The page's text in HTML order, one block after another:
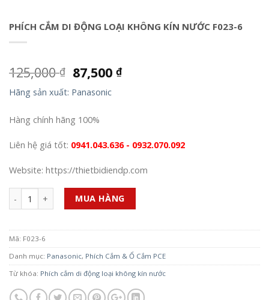
PHÍCH CẮM DI ĐỘNG LOẠI KHÔNG KÍN NƯỚC F023-6
125,000₫ 87,500₫
Hãng sản xuất: Panasonic
Hàng chính hãng 100%
Liên hệ giá tốt: 0941.043.636 - 0932.070.092
Website: https://thietbidiendp.com
Số lượng MUA HÀNG
Mã: F023-6
Danh mục: Panasonic, Phích Cắm & Ổ Cắm PCE
Từ khóa: Phích cắm di động loại không kín nước